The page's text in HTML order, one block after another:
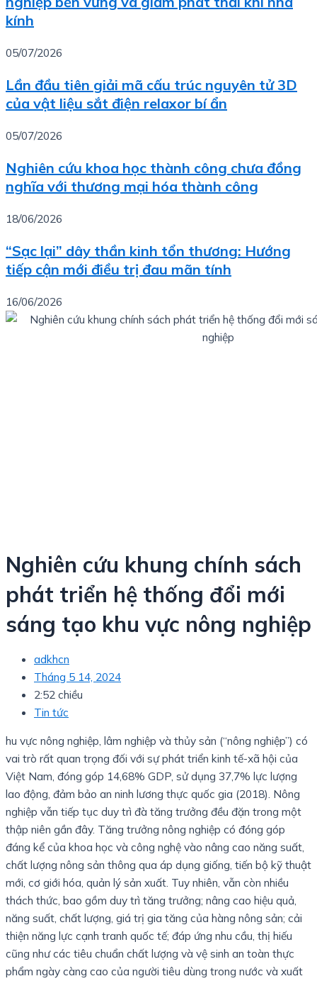
kính
05/07/2026
Lần đầu tiên giải mã cấu trúc nguyên tử 3D
của vật liệu sắt điện relaxor bí ẩn
05/07/2026
Nghiên cứu khoa học thành công chưa đồng
nghĩa với thương mại hóa thành công
18/06/2026
“Sạc lại” dây thần kinh tổn thương: Hướng
tiếp cận mới điều trị đau mãn tính
16/06/2026
Nghiên cứu khung chính sách
phát triển hệ thống đổi mới
sáng tạo khu vực nông nghiệp
adkhcn
Tháng 5 14, 2024
2:52 chiều
Tin tức
hu vực nông nghiệp, lâm nghiệp và thủy sản (“nông nghiệp”) có
vai trò rất quan trọng đối với sự phát triển kinh tế-xã hội của
Việt Nam, đóng góp 14,68% GDP, sử dụng 37,7% lực lượng
lao động, đảm bảo an ninh lương thực quốc gia (2018). Nông
nghiệp vẫn tiếp tục duy trì đà tăng trưởng đều đặn trong một
thập niên gần đây. Tăng trưởng nông nghiệp có đóng góp
đáng kể của khoa học và công nghệ vào nâng cao năng suất,
chất lượng nông sản thông qua áp dụng giống, tiến bộ kỹ thuật
mới, cơ giới hóa, quản lý sản xuất. Tuy nhiên, vẫn còn nhiều
thách thức, bao gồm duy trì tăng trưởng; nâng cao hiệu quả,
năng suất, chất lượng, giá trị gia tăng của hàng nông sản; cải
thiện năng lực cạnh tranh quốc tế; đáp ứng nhu cầu, thị hiếu
cũng như các tiêu chuẩn chất lượng và vệ sinh an toàn thực
phẩm ngày càng cao của người tiêu dùng trong nước và xuất